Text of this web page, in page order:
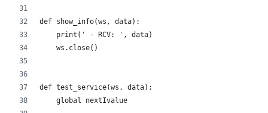
def show_info(ws, data):
    print(' - RCV: ', data)
    ws.close()
def test_service(ws, data):
    global nextIvalue